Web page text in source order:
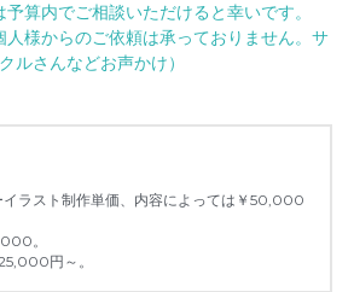
算内でご相談いただけると幸いです。
人様からのご依頼は承っておりません。サ
ルさんなどお声かけ）
イラスト制作単価、内容によっては￥50,000
。
円～。